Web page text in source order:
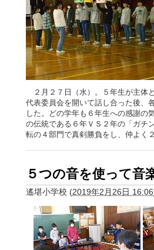
２月２７日（水）。５年生が主体
代表委員会を開いて話し合った後、
した。どの学年も６年生への感謝の
の伝統である６年ＶＳ２年の「ガチ
転の４部門で真剣勝負をし、仲よく
５つの音を使って
遙堪小学校 (2019年2月26日 16:06